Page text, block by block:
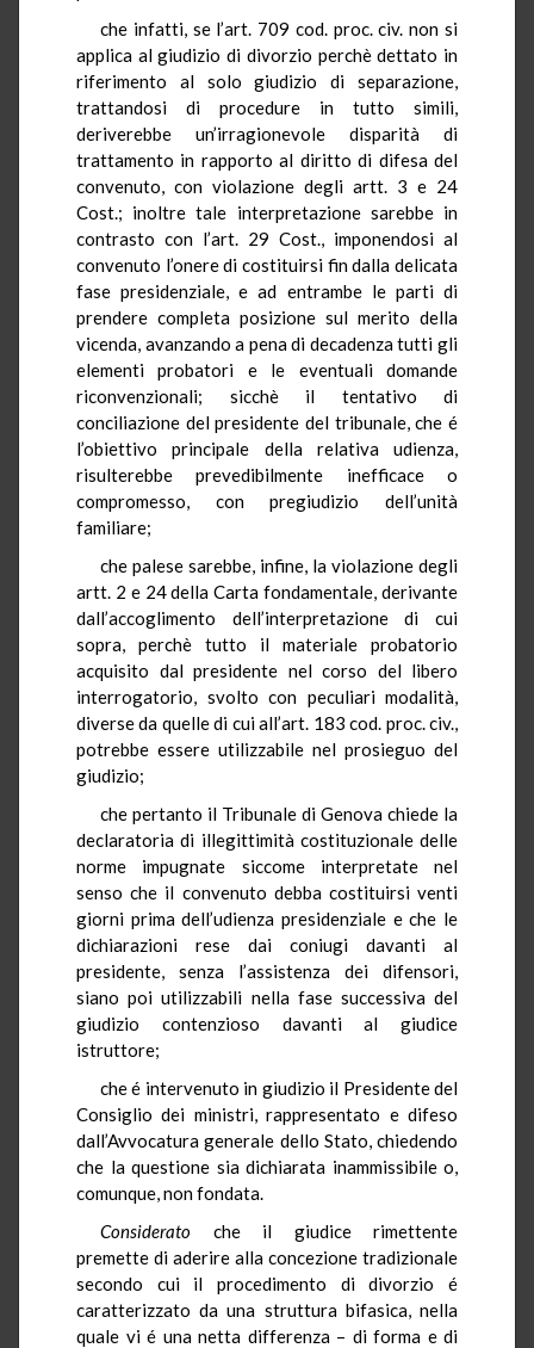
che infatti, se l’art. 709 cod. proc. civ. non si
applica al giudizio di divorzio perchè dettato in
riferimento al solo giudizio di separazione,
trattandosi di procedure in tutto simili,
deriverebbe un’irragionevole disparità di
trattamento in rapporto al diritto di difesa del
convenuto, con violazione degli artt. 3 e 24
Cost.; inoltre tale interpretazione sarebbe in
contrasto con l’art. 29 Cost., imponendosi al
convenuto l’onere di costituirsi fin dalla delicata
fase presidenziale, e ad entrambe le parti di
prendere completa posizione sul merito della
vicenda, avanzando a pena di decadenza tutti gli
elementi probatori e le eventuali domande
riconvenzionali; sicchè il tentativo di
conciliazione del presidente del tribunale, che é
l’obiettivo principale della relativa udienza,
risulterebbe prevedibilmente inefficace o
compromesso, con pregiudizio dell’unità
familiare;
che palese sarebbe, infine, la violazione degli
artt. 2 e 24 della Carta fondamentale, derivante
dall’accoglimento dell’interpretazione di cui
sopra, perchè tutto il materiale probatorio
acquisito dal presidente nel corso del libero
interrogatorio, svolto con peculiari modalità,
diverse da quelle di cui all’art. 183 cod. proc. civ.,
potrebbe essere utilizzabile nel prosieguo del
giudizio;
che pertanto il Tribunale di Genova chiede la
declaratoria di illegittimità costituzionale delle
norme impugnate siccome interpretate nel
senso che il convenuto debba costituirsi venti
giorni prima dell’udienza presidenziale e che le
dichiarazioni rese dai coniugi davanti al
presidente, senza l’assistenza dei difensori,
siano poi utilizzabili nella fase successiva del
giudizio contenzioso davanti al giudice
istruttore;
che é intervenuto in giudizio il Presidente del
Consiglio dei ministri, rappresentato e difeso
dall’Avvocatura generale dello Stato, chiedendo
che la questione sia dichiarata inammissibile o,
comunque, non fondata.
Considerato che il giudice rimettente
premette di aderire alla concezione tradizionale
secondo cui il procedimento di divorzio é
caratterizzato da una struttura bifasica, nella
quale vi é una netta differenza – di forma e di